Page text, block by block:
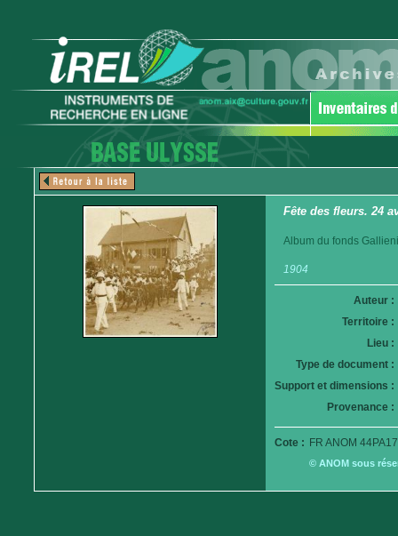
Fête des fleurs. 24
Album du fonds
1904
Auteur :
Territoire :
Lieu :
Type de document :
Support et dimensions :
Provenance :
Cote : FR ANOM
© ANOM sous